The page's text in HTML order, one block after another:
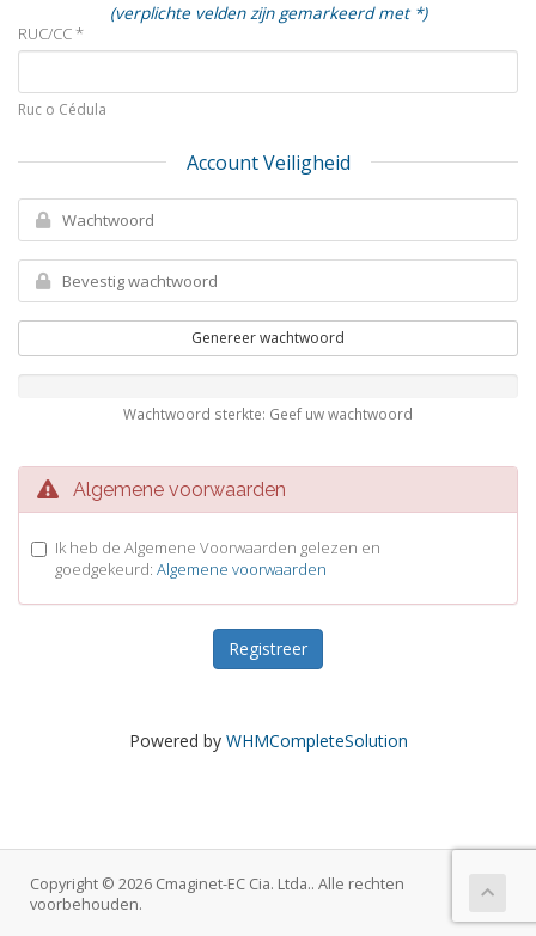
(verplichte velden zijn gemarkeerd met *)
RUC/CC *
Ruc o Cédula
Account Veiligheid
Genereer wachtwoord
Wachtwoord sterkte: Geef uw wachtwoord
Algemene voorwaarden
Ik heb de Algemene Voorwaarden gelezen en
goedgekeurd: Algemene voorwaarden
Powered by WHMCompleteSolution
Copyright © 2026 Cmaginet-EC Cia. Ltda.. Alle rechten
voorbehouden.